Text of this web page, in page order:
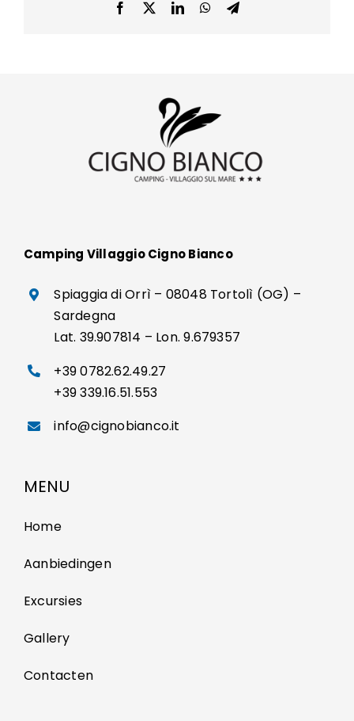
Facebook
TwitterLinkedInWhatsAppTelegram
Camping Villaggio Cigno Bianco
Spiaggia di Orrì – 08048 Tortolì (OG) –
Sardegna
Lat. 39.907814 – Lon. 9.679357
+39 0782.62.49.27
+39 339.16.51.553
info@cignobianco.it
MENU
Home
Aanbiedingen
Excursies
Gallery
Contacten